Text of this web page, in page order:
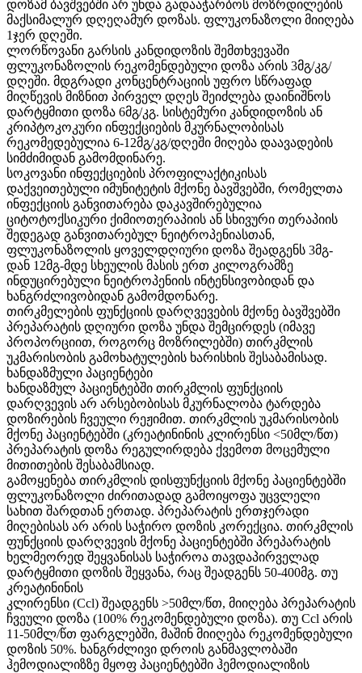
დოზამ ბავშვებში არ უნდა გადააჭარბოს მოზრდილების
მაქსიმალურ დღეღამურ დოზას. ფლუკონაზოლი მიიღება
1ჯერ დღეში.
ლორწოვანი გარსის კანდიდოზის შემთხვევაში
ფლუკონაზოლის რეკომენდებული დოზა არის 3მგ/კგ/
დღეში. მდგრადი კონცენტრაციის უფრო სწრაფად
მიღწევის მიზნით პირველ დღეს შეიძლება დაინიშნოს
დარტყმითი დოზა 6მგ/კგ. სისტემური კანდიდოზის ან
კრიპტოკოკური ინფექციების მკურნალობისას
რეკომედებულია 6-12მგ/კგ/დღეში მიღება დაავადების
სიმძიმიდან გამომდინარე.
სოკოვანი ინფექციების პროფილაქტიკისას
დაქვეითებული იმუნიტეტის მქონე ბავშვებში, რომელთა
ინფექციის განვითარება დაკავშირებულია
ციტოტოქსიკური ქიმიოთერაპიის ან სხივური თერაპიის
შედეგად განვითარებულ ნეიტროპენიასთან,
ფლუკონაზოლის ყოველდღიური დოზა შეადგენს 3მგ-
დან 12მგ-მდე სხეულის მასის ერთ კილოგრამზე
ინდუცირებული ნეიტროპენიის ინტენსივობიდან და
ხანგრძლივობიდან გამომდონარე.
თირკმელების ფუნქციის დარღვევების მქონე ბავშვებში
პრეპარატის დღიური დოზა უნდა შემცირდეს (იმავე
პროპორციით, როგორც მოზრილებში) თირკმლის
უკმარისობის გამოხატულების ხარისხის შესაბამისად.
ხანდაზმული პაციენტები
ხანდაზმულ პაციენტებში თირკმლის ფუნქციის
დარღვევის არ არსებობისას მკურნალობა ტარდება
დოზირების ჩვეული რეჟიმით. თირკმლის უკმარისობის
მქონე პაციენტებში (კრეატინინის კლირენსი <50მლ/წთ)
პრეპარატის დოზა რეგულირდება ქვემოთ მოცემული
მითითების შესაბამსიად.
გამოყენება თირკმლის დისფუნქციის მქონე პაციენტებში
ფლუკონაზოლი ძირითადად გამოიყოფა უცვლელი
სახით შარდთან ერთად. პრეპარატის ერთჯერადი
მიღებისას არ არის საჭირო დოზის კორექცია. თირკმლის
ფუნქციის დარღვევის მქონე პაციენტებში პრეპარატის
ხელმეორედ შეყვანისას საჭიროა თავდაპირველად
დარტყმითი დოზის შეყვანა, რაც შეადგენს 50-400მგ. თუ
კრეატინინის
კლირენსი (Ccl) შეადგენს >50მლ/წთ, მიიღება პრეპარატის
ჩვეული დოზა (100% რეკომენდებული დოზა). თუ Ccl არის
11-50მლ/წთ ფარგლებში, მაშინ მიიღება რეკომენდებული
დოზის 50%. ხანგრძლივი დროის განმავლობაში
ჰემოდიალიზზე მყოფ პაციენტებში ჰემოდიალიზის